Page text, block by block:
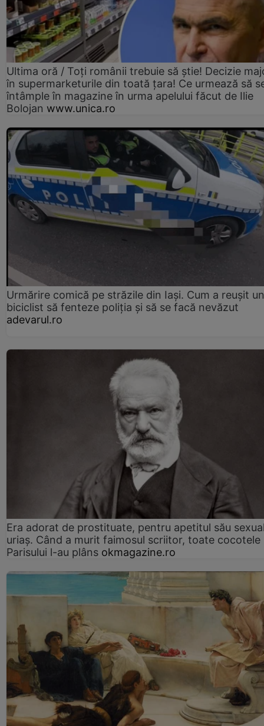
Ultima oră / Toți românii trebuie să știe! Decizie
în supermarketurile din toată țara! Ce urmează să
întâmple în magazine în urma apelului făcut de Ilie
Bolojan www.unica.ro
Urmărire comică pe străzile din Iași. Cum a reușit un
biciclist să fenteze poliția și să se facă nevăzut
adevarul.ro
Era adorat de prostituate, pentru apetitul său
uriaș. Când a murit faimosul scriitor, toate cocotele
Parisului l-au plâns okmagazine.ro